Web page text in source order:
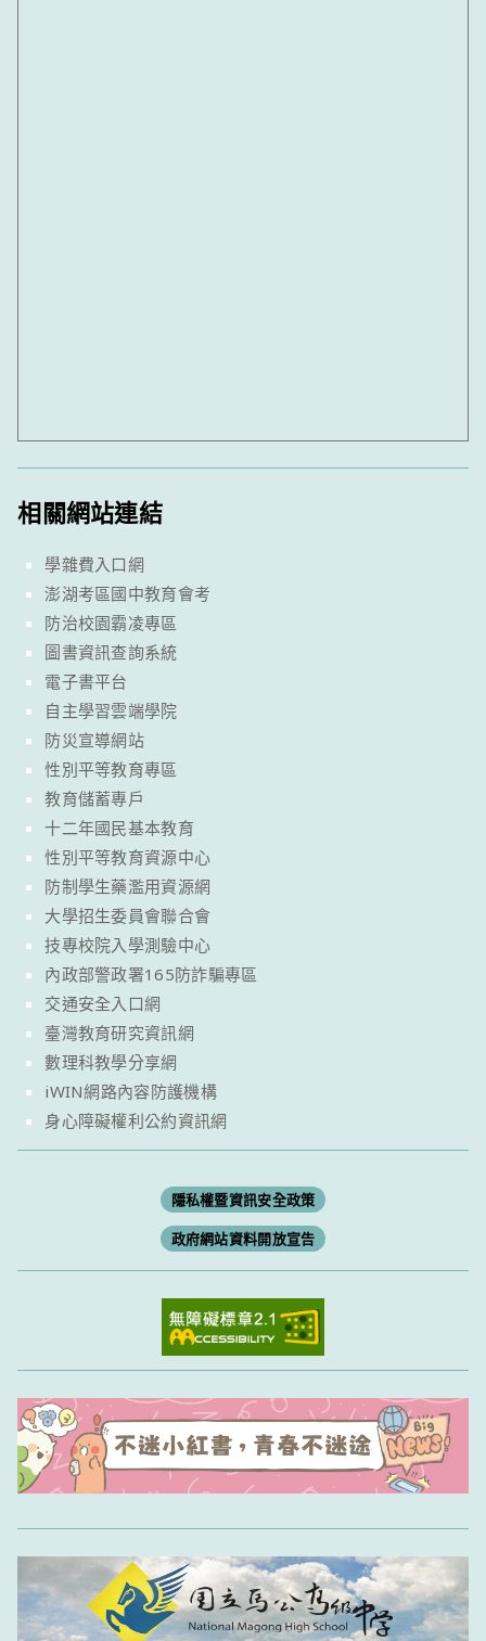
相關網站連結
學雜費入口網
澎湖考區國中教育會考
防治校園霸凌專區
圖書資訊查詢系統
電子書平台
自主學習雲端學院
防災宣導網站
性別平等教育專區
教育儲蓄專戶
十二年國民基本教育
性別平等教育資源中心
防制學生藥濫用資源網
大學招生委員會聯合會
技專校院入學測驗中心
內政部警政署165防詐騙專區
交通安全入口網
臺灣教育研究資訊網
數理科教學分享網
iWIN網路內容防護機構
身心障礙權利公約資訊網
隱私權暨資訊安全政策
政府網站資料開放宣告